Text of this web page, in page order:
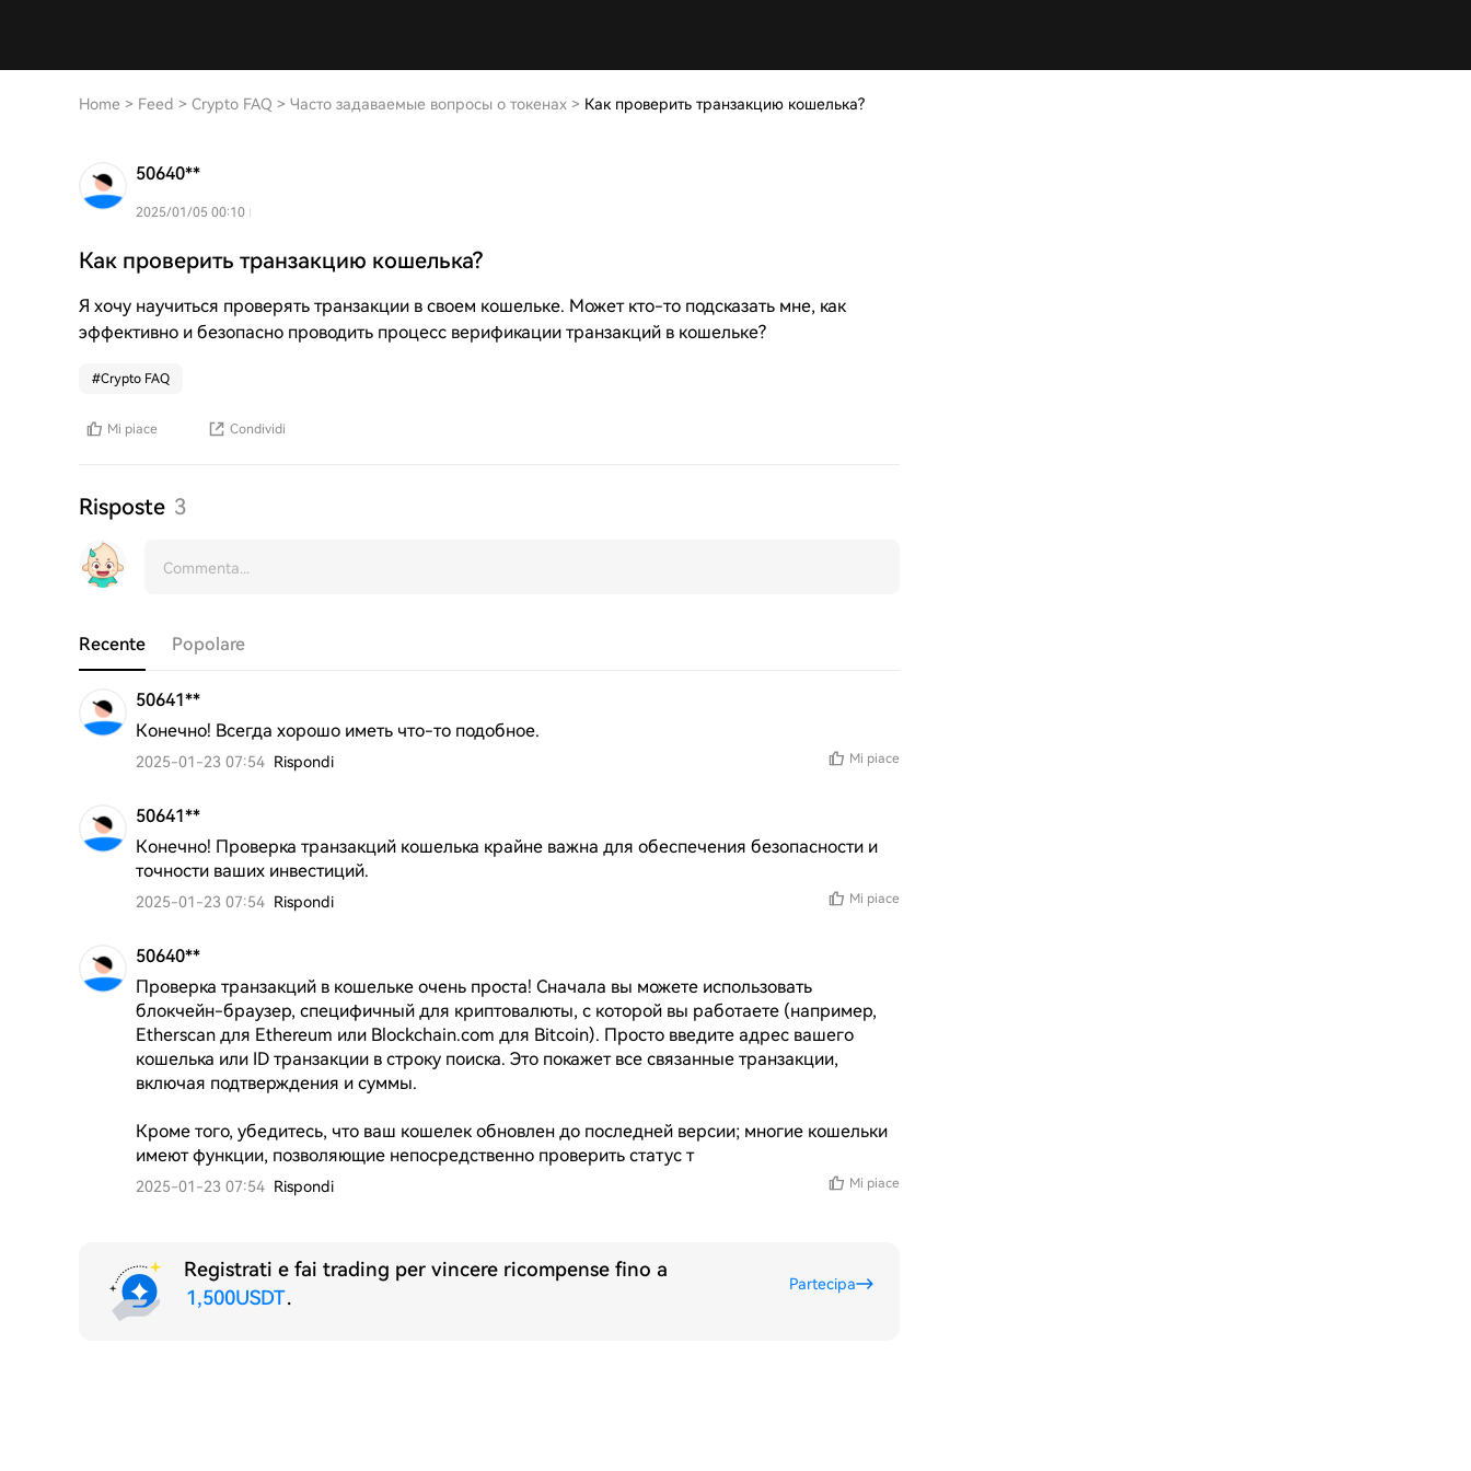
Home > Feed > Crypto FAQ > Часто задаваемые вопросы о токенах > Как проверить транзакцию кошелька?
50640**
2025/01/05 00:10
Как проверить транзакцию кошелька?
Я хочу научиться проверять транзакции в своем кошельке. Может кто-то подсказать мне, как
эффективно и безопасно проводить процесс верификации транзакций в кошельке?
#Crypto FAQ
Mi piace Condividi
Risposte 3
Recente Popolare
50641**
Конечно! Всегда хорошо иметь что-то подобное.
2025-01-23 07:54 Rispondi Mi piace
50641**
Конечно! Проверка транзакций кошелька крайне важна для обеспечения безопасности и
точности ваших инвестиций.
2025-01-23 07:54 Rispondi Mi piace
50640**
Проверка транзакций в кошельке очень проста! Сначала вы можете использовать
блокчейн-браузер, специфичный для криптовалюты, с которой вы работаете (например,
Etherscan для Ethereum или Blockchain.com для Bitcoin). Просто введите адрес вашего
кошелька или ID транзакции в строку поиска. Это покажет все связанные транзакции,
включая подтверждения и суммы.
Кроме того, убедитесь, что ваш кошелек обновлен до последней версии; многие кошельки
имеют функции, позволяющие непосредственно проверить статус т
2025-01-23 07:54 Rispondi Mi piace
Registrati e fai trading per vincere ricompense fino a
1,500USDT.
Partecipa